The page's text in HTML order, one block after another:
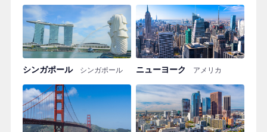
シンガポール シンガポール ニューヨーク アメリカ